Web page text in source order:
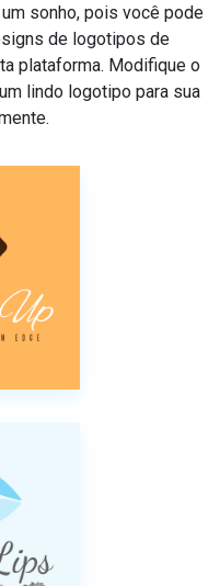
sonho, pois você pode
de logotipos de
plataforma. Modifique o
lindo logotipo para sua